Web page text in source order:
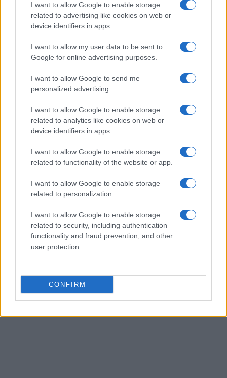
I want to allow Google to enable storage
related to advertising like cookies on web or
device identifiers in apps.
I want to allow my user data to be sent to
Google for online advertising purposes.
I want to allow Google to send me
personalized advertising.
I want to allow Google to enable storage
related to analytics like cookies on web or
device identifiers in apps.
I want to allow Google to enable storage
related to functionality of the website or app.
I want to allow Google to enable storage
related to personalization.
I want to allow Google to enable storage
related to security, including authentication
functionality and fraud prevention, and other
user protection.
CONFIRM
contrattuali verdi.
Strategia dati scelta: CDC o snapshot + cutover
con rollback provato.
Ambienti IaC pronti, pipeline con policy as code
e osservabilità attiva.
blue/green, SLO monitorati.
Governance e costi: guardrail automatici,
etichette, report e audit.
Andrea Conforti
casual e naturale, è un analista tattico che
trasforma dati e clip in racconti social. Ricorda
Stadio Olimpico Grande Torino: da
quell'appunto nacque la sua linea editoriale,
che propugna spiegazioni visive per il tifoso
critico. Dettaglio unico: una stagione